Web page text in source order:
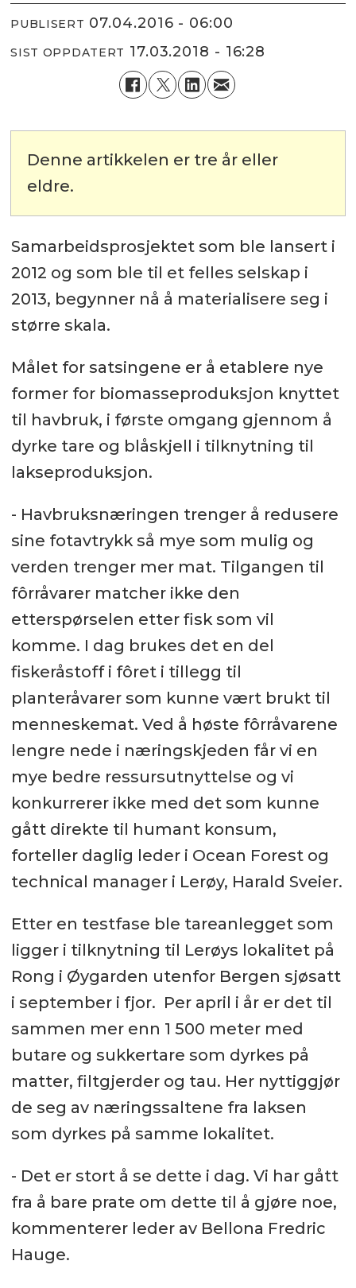
PUBLISERT 07.04.2016 - 06:00
SIST OPPDATERT 17.03.2018 - 16:28
Denne artikkelen er tre år eller
eldre.
Samarbeidsprosjektet som ble lansert i
2012 og som ble til et felles selskap i
2013, begynner nå å materialisere seg i
større skala.
Målet for satsingene er å etablere nye
former for biomasseproduksjon knyttet
til havbruk, i første omgang gjennom å
dyrke tare og blåskjell i tilknytning til
lakseproduksjon.
- Havbruksnæringen trenger å redusere
sine fotavtrykk så mye som mulig og
verden trenger mer mat. Tilgangen til
fôrråvarer matcher ikke den
etterspørselen etter fisk som vil
komme. I dag brukes det en del
fiskeråstoff i fôret i tillegg til
planteråvarer som kunne vært brukt til
menneskemat. Ved å høste fôrråvarene
lengre nede i næringskjeden får vi en
mye bedre ressursutnyttelse og vi
konkurrerer ikke med det som kunne
gått direkte til humant konsum,
forteller daglig leder i Ocean Forest og
technical manager i Lerøy, Harald Sveier.
Etter en testfase ble tareanlegget som
ligger i tilknytning til Lerøys lokalitet på
Rong i Øygarden utenfor Bergen sjøsatt
i september i fjor. Per april i år er det til
sammen mer enn 1 500 meter med
butare og sukkertare som dyrkes på
matter, filtgjerder og tau. Her nyttiggjør
de seg av næringssaltene fra laksen
som dyrkes på samme lokalitet.
- Det er stort å se dette i dag. Vi har gått
fra å bare prate om dette til å gjøre noe,
kommenterer leder av Bellona Fredric
Hauge.